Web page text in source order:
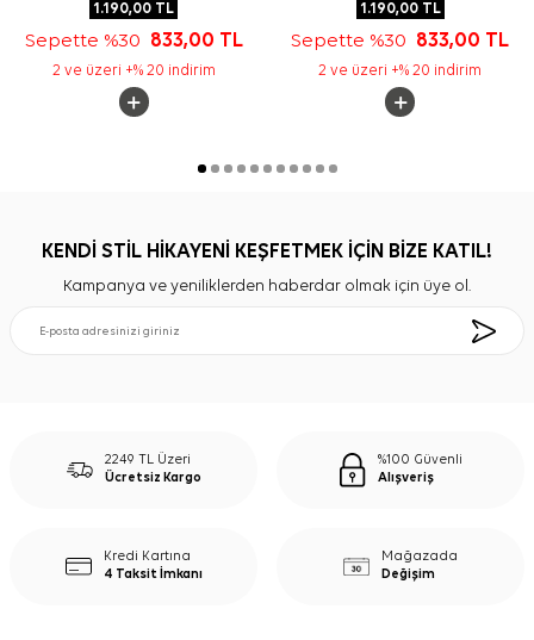
1.190,00 TL
Sepette %30 833,00 TL
2 ve üzeri +% 20 indirim
1.190,00TL
Sepette %30 833,00 TL
2 ve üzeri +% 20 indirim
KENDİ STİL HİKAYENİ KEŞFETMEK İÇİN BİZE KATIL!
Kampanya ve yeniliklerden haberdar olmak için üye ol.
2249 TL Üzeri
Ücretsiz Kargo
%100 Güvenli
Alışveriş
Kredi Kartına
4 Taksit İmkanı
Mağazada
Değişim